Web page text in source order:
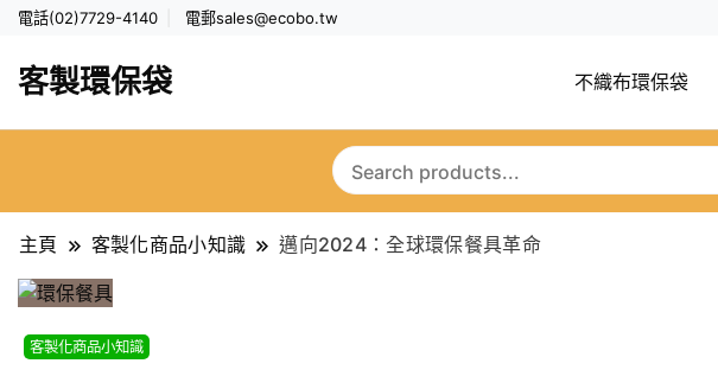
電話(02)7729-4140 電郵sales@ecobo.tw
客製環保袋 不織布環保袋
主頁 客製化商品小知識 邁向2024：全球環保餐具革命
客製化商品小知識